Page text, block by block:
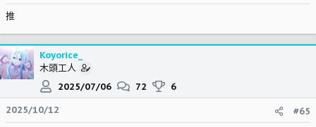
推
Koyorice_
木頭工人
2025/07/06
72
6
2025/10/12
#65